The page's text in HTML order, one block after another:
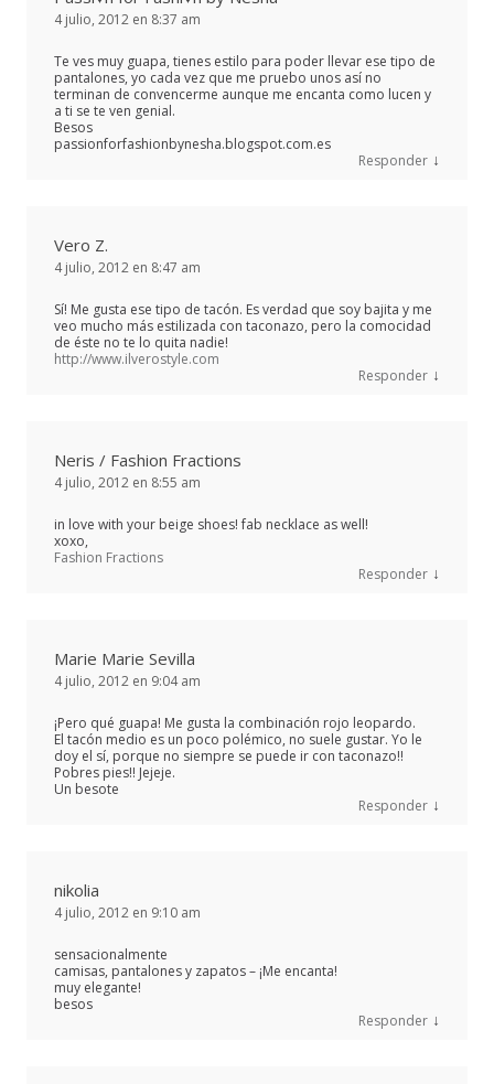
4 julio, 2012 en 8:37 am
Te ves muy guapa, tienes estilo para poder llevar ese tipo de
pantalones, yo cada vez que me pruebo unos así no
terminan de convencerme aunque me encanta como lucen y
a ti se te ven genial.
Besos
passionforfashionbynesha.blogspot.com.es
Responder ↓
Vero Z.
4 julio, 2012 en 8:47 am
Sí! Me gusta ese tipo de tacón. Es verdad que soy bajita y me
veo mucho más estilizada con taconazo, pero la comocidad
de éste no te lo quita nadie!
http://www.ilverostyle.com
Responder ↓
Neris / Fashion Fractions
4 julio, 2012 en 8:55 am
in love with your beige shoes! fab necklace as well!
xoxo,
Fashion Fractions
Responder ↓
Marie Marie Sevilla
4 julio, 2012 en 9:04 am
¡Pero qué guapa! Me gusta la combinación rojo leopardo.
El tacón medio es un poco polémico, no suele gustar. Yo le
doy el sí, porque no siempre se puede ir con taconazo!!
Pobres pies!! Jejeje.
Un besote
Responder ↓
nikolia
4 julio, 2012 en 9:10 am
sensacionalmente
camisas, pantalones y zapatos – ¡Me encanta!
muy elegante!
besos
Responder ↓